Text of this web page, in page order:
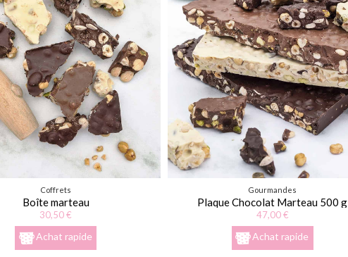
Coffrets
Boîte marteau
30,50 €
Achat rapide
Gourmandes
Plaque Chocolat Marteau 500 g
47,00 €
Achat rapide